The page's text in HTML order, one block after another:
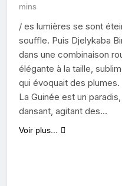
mins
/ es lumières se sont
souffle. Puis Djelykaba
dans une combinaison
élégante à la taille,
qui évoquait des
La Guinée est un
dansant, agitant des…
Voir plus...